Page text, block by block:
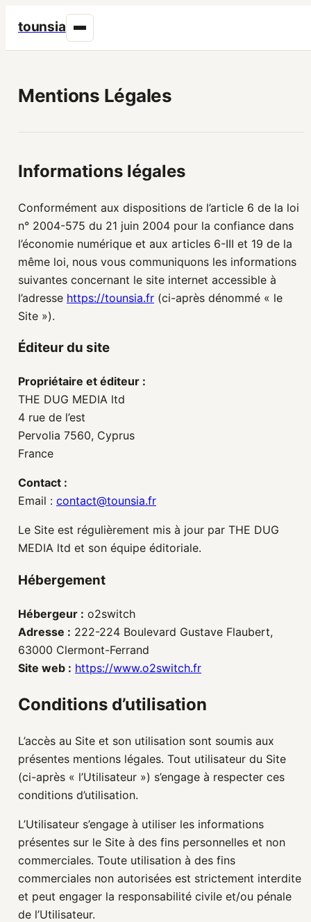
tounsia
Mentions Légales
Informations légales
Conformément aux dispositions de l’article 6 de la loi
n° 2004-575 du 21 juin 2004 pour la confiance dans
l’économie numérique et aux articles 6-III et 19 de la
même loi, nous vous communiquons les informations
suivantes concernant le site internet accessible à
l’adresse https://tounsia.fr (ci-après dénommé « le
Site »).
Éditeur du site
Propriétaire et éditeur :
THE DUG MEDIA ltd
4 rue de l’est
Pervolia 7560, Cyprus
France
Contact :
Email : contact@tounsia.fr
Le Site est régulièrement mis à jour par THE DUG
MEDIA ltd et son équipe éditoriale.
Hébergement
Hébergeur : o2switch
Adresse : 222-224 Boulevard Gustave Flaubert,
63000 Clermont-Ferrand
Site web : https://www.o2switch.fr
Conditions d’utilisation
L’accès au Site et son utilisation sont soumis aux
présentes mentions légales. Tout utilisateur du Site
(ci-après « l’Utilisateur ») s’engage à respecter ces
conditions d’utilisation.
L’Utilisateur s’engage à utiliser les informations
présentes sur le Site à des fins personnelles et non
commerciales. Toute utilisation à des fins
commerciales non autorisées est strictement interdite
et peut engager la responsabilité civile et/ou pénale
de l’Utilisateur.